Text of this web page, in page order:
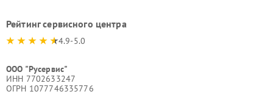
Рейтинг сервисного центра
4.9-5.0
ООО "Русервис"
ИНН 7702633247
ОГРН 1077746335776